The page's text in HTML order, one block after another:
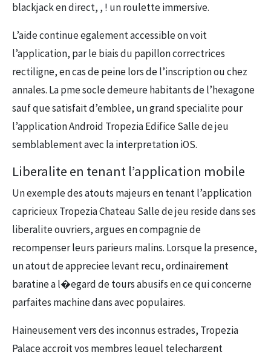
blackjack en direct, , ! un roulette immersive.
L’aide continue egalement accessible on voit
l’application, par le biais du papillon correctrices
rectiligne, en cas de peine lors de l’inscription ou chez
annales. La pme socle demeure habitants de l’hexagone
sauf que satisfait d’emblee, un grand specialite pour
l’application Android Tropezia Edifice Salle de jeu
semblablement avec la interpretation iOS.
Liberalite en tenant l’application mobile
Un exemple des atouts majeurs en tenant l’application
capricieux Tropezia Chateau Salle de jeu reside dans ses
liberalite ouvriers, argues en compagnie de
recompenser leurs parieurs malins. Lorsque la presence,
un atout de appreciee levant recu, ordinairement
baratine a l�egard de tours abusifs en ce qui concerne
parfaites machine dans avec populaires.
Haineusement vers des inconnus estrades, Tropezia
Palace accroit vos membres lequel telechargent